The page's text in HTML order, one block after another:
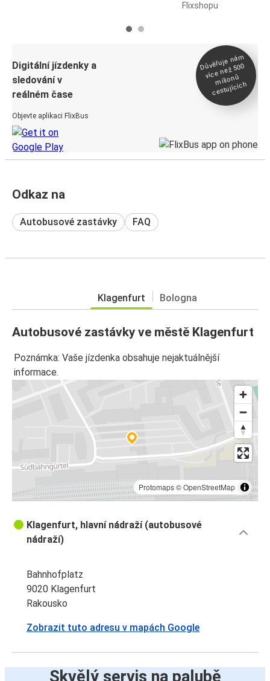
Flixshopu
Digitální jízdenky a
sledování v
reálném čase
Objevte aplikaci FlixBus
Důvěřuje ná
m
více než 500
milionů
cestujících
Odkaz na
Autobusové zastávky FAQ
Klagenfurt Bologna
Autobusové zastávky ve městě Klagenfurt
Poznámka: Vaše jízdenka obsahuje nejaktuálnější
informace.
Protomaps©OpenStreetMap
Klagenfurt, hlavní nádraží (autobusové
nádraží)
Bahnhofplatz
9020 Klagenfurt
Rakousko
Zobrazit tuto adresu v mapách Google
Skvělý servis na palubě